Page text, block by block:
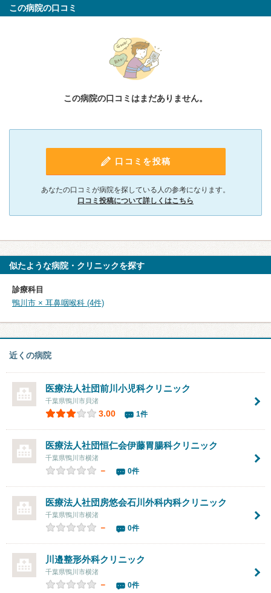
この病院の口コミ
この病院の口コミはまだありません。
口コミを投稿
あなたの口コミが病院を探している人の参考になります。
口コミ投稿について詳しくはこちら
似たような病院・クリニックを探す
診療科目
鴨川市 × 耳鼻咽喉科 (4件)
近くの病院
医療法人社団前川小児科クリニック
千葉県鴨川市貝渚
3.00 1件
医療法人社団恒仁会伊藤胃腸科クリニック
千葉県鴨川市横渚
－ 0件
医療法人社団房悠会石川外科内科クリニック
千葉県鴨川市横渚
－ 0件
川邉整形外科クリニック
千葉県鴨川市横渚
－ 0件